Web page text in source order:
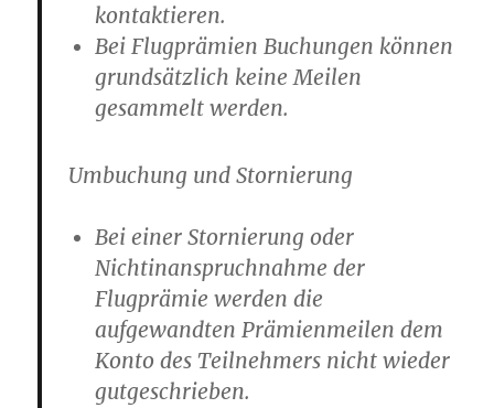
kontaktieren.
Bei Flugprämien Buchungen können
grundsätzlich keine Meilen
gesammelt werden.
Umbuchung und Stornierung
Bei einer Stornierung oder
Nichtinanspruchnahme der
Flugprämie werden die
aufgewandten Prämienmeilen dem
Konto des Teilnehmers nicht wieder
gutgeschrieben.